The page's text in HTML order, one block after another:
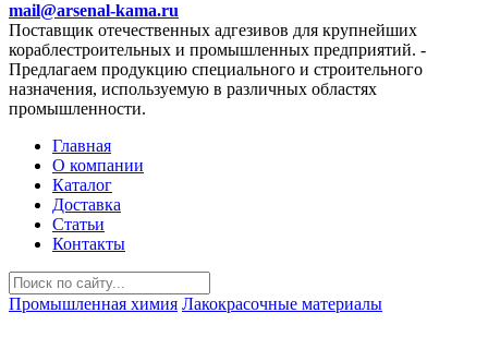
mail@arsenal-kama.ru
Поставщик отечественных адгезивов для крупнейших
кораблестроительных и промышленных предприятий. -
Предлагаем продукцию специального и строительного
назначения, используемую в различных областях
промышленности.
Главная
О компании
Каталог
Доставка
Статьи
Контакты
Промышленная химия Лакокрасочные материалы